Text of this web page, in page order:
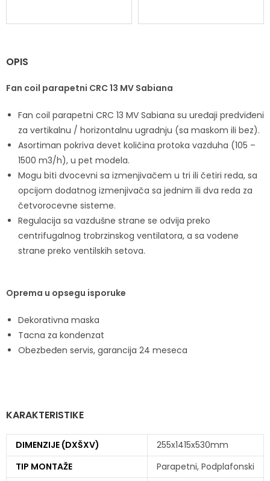
OPIS
Fan coil parapetni CRC 13 MV Sabiana
Fan coil parapetni CRC 13 MV Sabiana su uređaji predviđeni
za vertikalnu / horizontalnu ugradnju (sa maskom ili bez).
Asortiman pokriva devet količina protoka vazduha (105 –
1500 m3/h), u pet modela.
Mogu biti dvocevni sa izmenjivačem u tri ili četiri reda, sa
opcijom dodatnog izmenjivača sa jednim ili dva reda za
četvorocevne sisteme.
Regulacija sa vazdušne strane se odvija preko
centrifugalnog trobrzinskog ventilatora, a sa vodene
strane preko ventilskih setova.
Oprema u opsegu isporuke
Dekorativna maska
Tacna za kondenzat
Obezbeđen servis, garancija 24 meseca
KARAKTERISTIKE
DIMENZIJE (DXŠXV)
255x1415x530mm
TIP MONTAŽE
Parapetni, Podplafonski